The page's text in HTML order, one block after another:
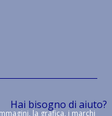
Hai bisogno di aiuto?
la grafica, i marchi